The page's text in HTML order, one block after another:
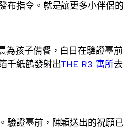
布指令。就是讓更多小伴侶
為孩子備餐，白日在驗證
千紙鶴發射出THE R3 寓所
驗證臺前，陳穎送出的祝願已